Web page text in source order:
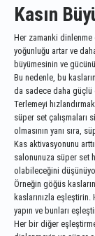
Kasın
Her zamanki dinlenme
yoğunluğu artar ve
büyümesinin ve
Bu nedenle, bu
da sadece daha güçlü
Terlemeyi
süper set çalışmaları
olmasının yanı sıra,
Kas aktivasyonunu
salonunuza süper set
olabileceğini
Örneğin göğüs
kaslarınızla
yapın ve bunları
Her bir diğer